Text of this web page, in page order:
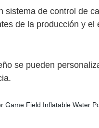
sistema de control de
de la producción y el
se pueden